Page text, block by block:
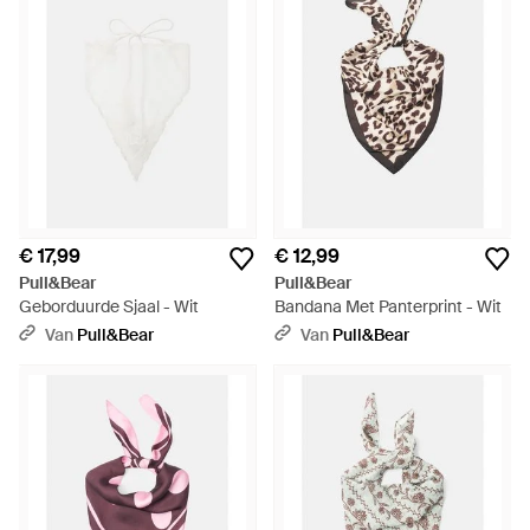
€ 17,99
Pull&Bear
Geborduurde Sjaal - Wit
Van Pull&Bear
€ 12,99
Pull&Bear
Bandana Met Panterprint - Wit
Van Pull&Bear